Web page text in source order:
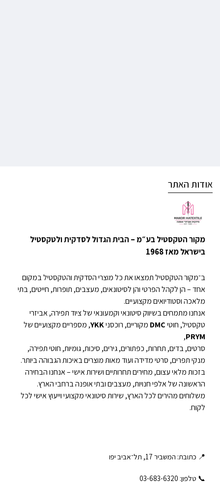
אודות האתר
מקור הטקסטיל בע״מ – הבית הגדול לסדקית ולטקסטיל
בישראל מאז 1968
ב־מקור הטקסטיל תמצאו את כל מוצרי הסדקית והטקסטיל במקום
אחד – הן לקהל הפרטי והן לסיטונאים, מעצבים, תופרות, חייטים, בתי
מלאכה וסטודיואים מקצועיים.
אנחנו מתמחים בשיווק סיטונאי וקמעונאי של ציוד תפירה, אביזרי
טקסטיל, חוטיDMC מקוריים, רוכסניYKK, מספריים מקצועיים של
PRYM
,
סרטים, בדים, תחרות, כפתורים, גירים, סיכות, גומיות, חוטי תפירה,
מנקי תפרים, סרטי מדידה ועוד מאות מוצרים באיכות הגבוהה ביותר.
בזכות מלאי עצום, מחירים תחרותיים ושירות אישי – אנחנו הבחירה
הראשונה של אלפי חנויות, מעצבים ובתי אופנה ברחבי הארץ.
משלוחים מהירים לכל הארץ, שירות סיטונאי מקצועי וייעוץ אישי לכל
לקוח.
📍 כתובת: המשביר 17, תל־אביב יפו
📞 טלפון: ‎03-683-6320